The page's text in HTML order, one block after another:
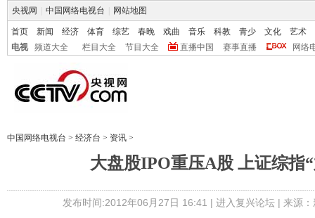
央视网 中国网络电视台 网站地图
首页 新闻 经济 体育 综艺 春晚 戏曲 音乐 科教 青少 文化
艺术
电视
频道大全 栏目大全 节目大全 直播中国 赛事直播 网络
中国网络电视台 > 经济台 > 资讯 >
大盘股IPO重压A股 上证综指
发布时间:2012年06月27日 16:41 | 进入复兴论坛| 来源